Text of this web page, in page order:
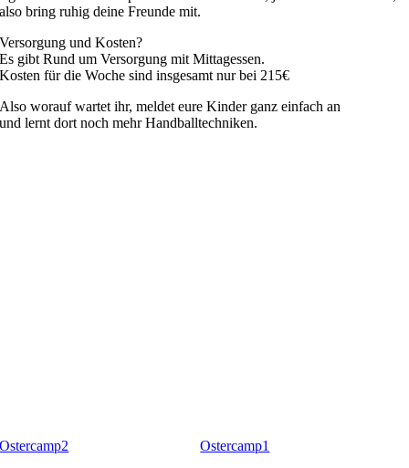
also bring ruhig deine Freunde mit.
Versorgung und Kosten?
Es gibt Rund um Versorgung mit Mittagessen.
Kosten für die Woche sind insgesamt nur bei 215€
Also worauf wartet ihr, meldet eure Kinder ganz einfach an
und lernt dort noch mehr Handballtechniken.
Ostercamp2
Ostercamp1